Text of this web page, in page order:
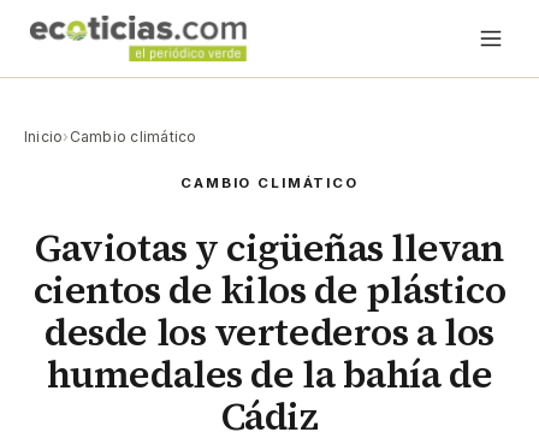
Inicio› Cambio climático
CAMBIO CLIMÁTICO
Gaviotas y cigüeñas llevan
cientos de kilos de plástico
desde los vertederos a los
humedales de la bahía de
Cádiz